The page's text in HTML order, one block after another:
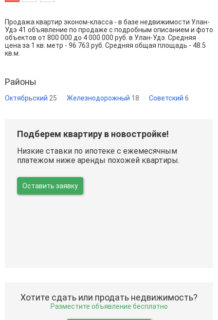
Продажа квартир эконом-класса - в базе недвижимости Улан-
Удэ 41 объявление по продаже с подробным описанием и фото
объектов от 800 000 до 4 000 000 руб. в Улан-Удэ. Средняя
цена за 1 кв. метр - 96 763 руб. Средняя общая площадь - 48.5
кв.м.
Районы
Октябрьский 25 Железнодорожный 18 Советский 6
Подберем квартиру в новостройке!
Низкие ставки по ипотеке с ежемесячным
платежом ниже аренды похожей квартиры.
Оставить заявку
Хотите сдать или продать недвижимость?
Разместите объявление бесплатно